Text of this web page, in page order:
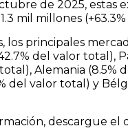
de 2025, estas
mil millones
los principales
del valor total),
Alemania (8.5%
del valor total) y
descargue el